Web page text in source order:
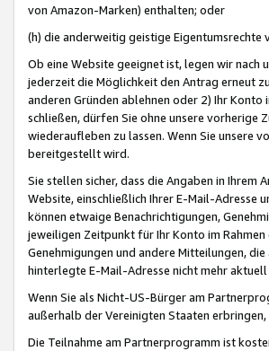
von Amazon-Marken) enthalten; oder
(h) die anderweitig geistige Eigentumsrechte
Ob eine Website geeignet ist, legen wir nach
jederzeit die Möglichkeit den Antrag erneut
anderen Gründen ablehnen oder 2) Ihr
schließen, dürfen Sie ohne unsere vorherige
wiederaufleben zu lassen. Wenn Sie unsere
bereitgestellt wird.
Sie stellen sicher, dass die Angaben in
Website, einschließlich Ihrer E-Mail-Adresse
können etwaige Benachrichtigungen,
jeweiligen Zeitpunkt für Ihr Konto im
Genehmigungen und andere Mitteilungen,
hinterlegte E-Mail-Adresse nicht mehr aktuell
Wenn Sie als Nicht-US-Bürger am
außerhalb der Vereinigten Staaten
Die Teilnahme am Partnerprogramm ist